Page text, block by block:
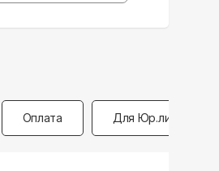
Оплата Для Юр.лиц